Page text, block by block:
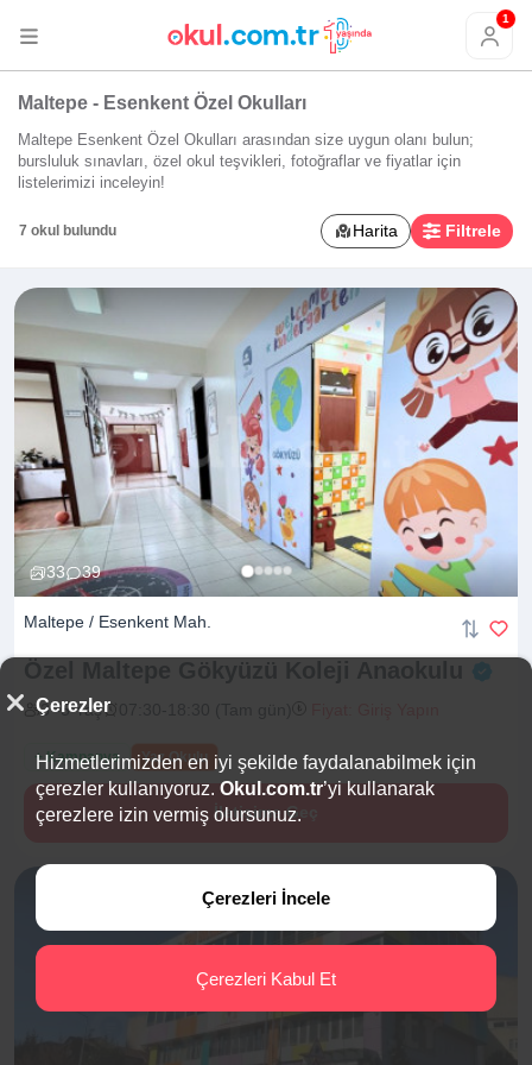
1
Maltepe - Esenkent Özel Okulları
Maltepe Esenkent Özel Okulları arasından size uygun olanı bulun;
bursluluk sınavları, özel okul teşvikleri, fotoğraflar ve fiyatlar için
listelerimizi inceleyin!
7 okul bulundu Harita Filtrele
33 39
Maltepe / Esenkent Mah.
3 -5 Yaş
+ Kampanya Yaz Okulu
İletişime Geç
Çerezler
Hizmetlerimizden en iyi şekilde faydalanabilmek için
çerezler kullanıyoruz. Okul.com.tr’yi kullanarak
çerezlere izin vermiş olursunuz.
Çerezleri İncele
Çerezleri Kabul Et